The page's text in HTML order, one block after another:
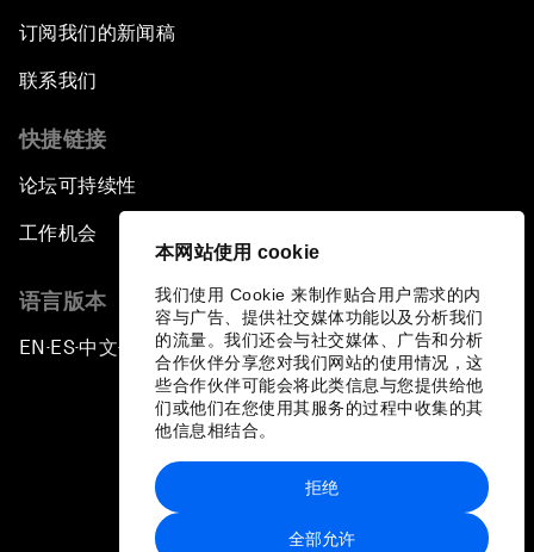
本网站使用 cookie
我们使用 Cookie 来制作贴合用户需求的内
容与广告、提供社交媒体功能以及分析我们
的流量。我们还会与社交媒体、广告和分析
合作伙伴分享您对我们网站的使用情况，这
些合作伙伴可能会将此类信息与您提供给他
们或他们在您使用其服务的过程中收集的其
他信息相结合。
全部允许
拒绝
订阅我们的新闻稿
联系我们
快捷链接
论坛可持续性
工作机会
语言版本
EN ▪ ES▪中文▪ 日本語